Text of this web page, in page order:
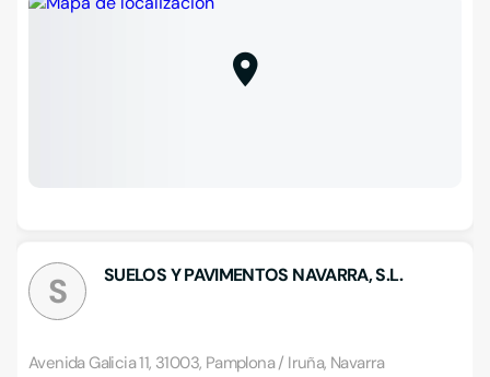
S SUELOS Y PAVIMENTOS NAVARRA, S.L.
Avenida Galicia 11, 31003, Pamplona / Iruña, Navarra